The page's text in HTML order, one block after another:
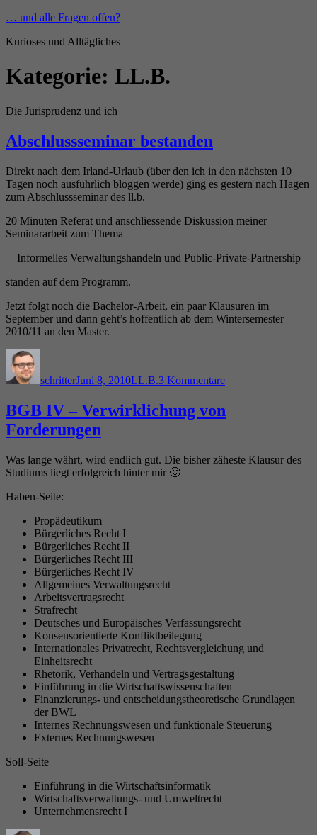
Zum
springen
… und alle Fragen offen?
Kurioses und Alltägliches
Kategorie: LL.B.
Die Jurisprudenz und ich
Abschlussseminar bestanden
Direkt nach dem Irland-Urlaub (über den ich in den nächsten 10
Tagen noch ausführlich bloggen werde) ging es gestern nach Hagen
zum Abschlussseminar des ll.b.
20 Minuten Referat und anschliessende Diskussion meiner
Seminararbeit zum Thema
Informelles Verwaltungshandeln und Public-Private-Partnership
standen auf dem Programm.
Jetzt folgt noch die Bachelor-Arbeit, ein paar Klausuren im
September und dann geht’s hoffentlich ab dem Wintersemester
2010/11 an den Master.
schritterJuni 8, 2010LL.B.3 Kommentarebestanden
BGB IV – Verwirklichung von
Forderungen
Was lange währt, wird endlich gut. Die bisher zäheste Klausur des
Studiums liegt erfolgreich hinter mir 🙂
Haben-Seite:
Propädeutikum
Bürgerliches Recht I
Bürgerliches Recht II
Bürgerliches Recht III
Bürgerliches Recht IV
Allgemeines Verwaltungsrecht
Arbeitsvertragsrecht
Strafrecht
Deutsches und Europäisches Verfassungsrecht
Konsensorientierte Konfliktbeilegung
Internationales Privatrecht, Rechtsvergleichung und
Einheitsrecht
Rhetorik, Verhandeln und Vertragsgestaltung
Einführung in die Wirtschaftswissenschaften
Finanzierungs- und entscheidungstheoretische Grundlagen
der BWL
Internes Rechnungswesen und funktionale Steuerung
Externes Rechnungswesen
Soll-Seite
Einführung in die Wirtschaftsinformatik
Wirtschaftsverwaltungs- und Umweltrecht
Unternehmensrecht I